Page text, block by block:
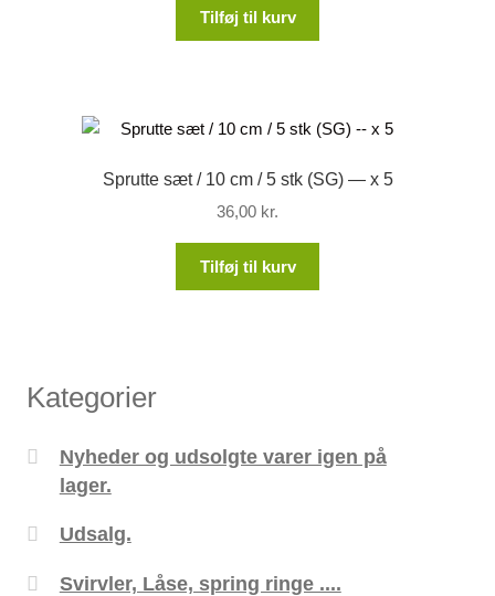
Tilføj til kurv
Sprutte sæt / 10 cm / 5 stk (SG) — x 5
36,00 kr.
Tilføj til kurv
Kategorier
Nyheder og udsolgte varer igen på
lager.
Udsalg.
Svirvler, Låse, spring ringe ....